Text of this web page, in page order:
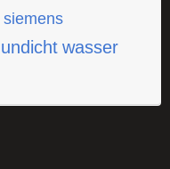
siemens
undicht wasser